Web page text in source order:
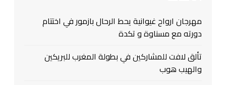
مهرجان ارواح غيوانية يحط الرحال بازمور في اختتام
دورته مع مسناوة و تكدة
تألق لافت للمشاركين في بطولة المغرب للبريكين
والهيب هوب